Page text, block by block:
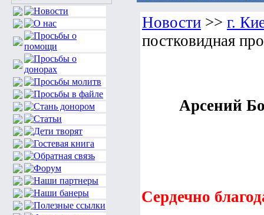
Новости >> г.
постковидная
Арсений
Сердечно